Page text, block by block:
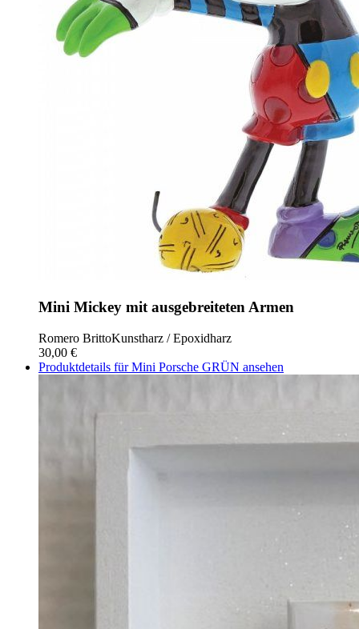
Mini Mickey mit ausgebreiteten Armen
Romero BrittoKunstharz / Epoxidharz
30,00 €
Produktdetails für Mini Porsche GRÜN ansehen